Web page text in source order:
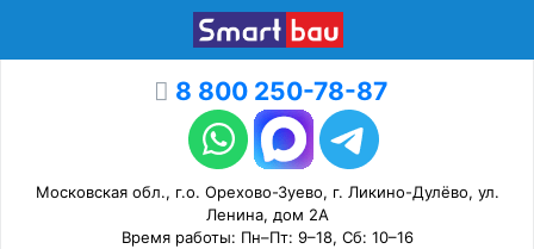
8 800 250-78-87
Московская обл., г.о. Орехово-Зуево, г. Ликино-Дулёво, ул.
Ленина, дом 2А
Время работы: Пн–Пт: 9–18, Сб: 10–16